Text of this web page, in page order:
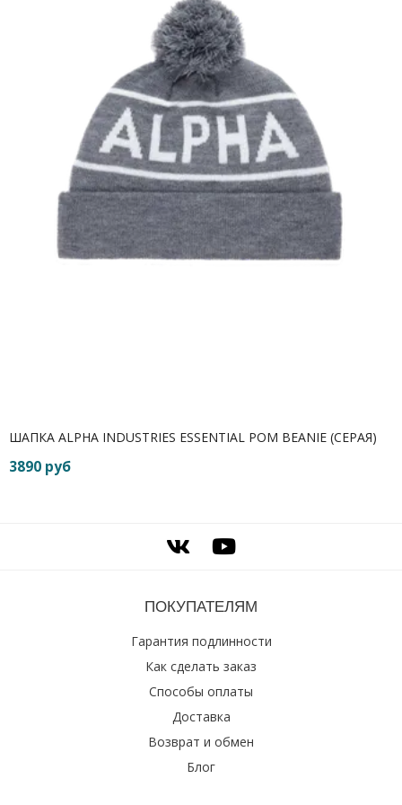
ШАПКА ALPHA INDUSTRIES ESSENTIAL POM BEANIE (СЕРАЯ)
3890 руб
ПОКУПАТЕЛЯМ
Гарантия подлинности
Как сделать заказ
Способы оплаты
Доставка
Возврат и обмен
Блог